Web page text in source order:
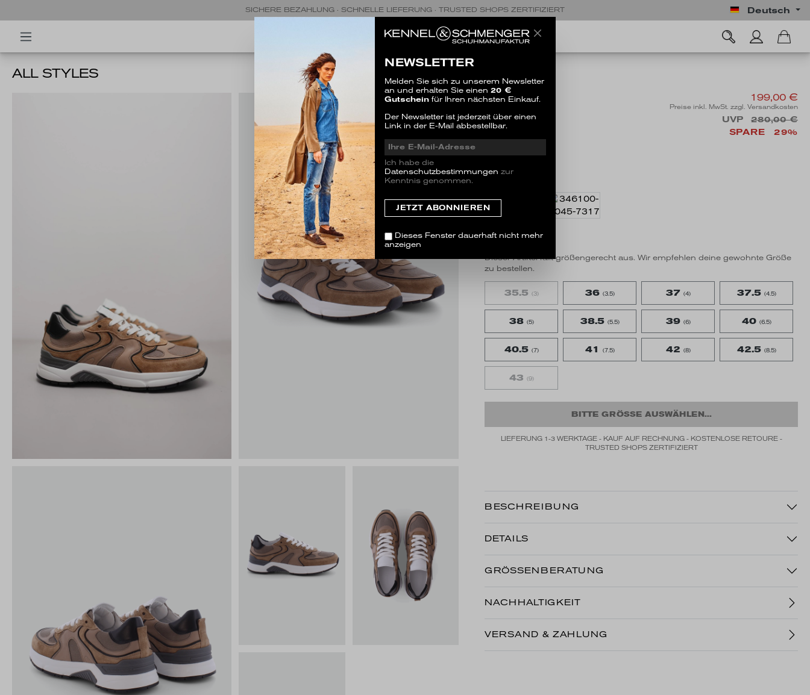
SICHERE BEZAHLUNG · SCHNELLE LIEFERUNG · TRUSTED SHOPS ZERTIFIZIERT Deutsch
ALL STYLES
KOKO
SALE
199,00 €
Preise inkl. MwSt. zzgl. Versandkosten
UVP
280,00 €
SPARE
29%
1 Bewertung
Dieser Artikel fällt größengerecht aus. Wir empfehlen deine gewohnte Größe
zu bestellen.
35.5 (3) 36 (3.5) 37 (4) 37.5 (4.5)
38 (5) 38.5 (5.5) 39 (6) 40 (6.5)
40.5 (7) 41 (7.5) 42 (8) 42.5 (8.5)
43 (9)
BITTE GRÖSSE AUSWÄHLEN...
LIEFERUNG 1-3 WERKTAGE - KAUF AUF RECHNUNG - KOSTENLOSE RETOURE -
TRUSTED SHOPS ZERTIFIZIERT
BESCHREIBUNG
DETAILS
GRÖSSENBERATUNG
NACHHALTIGKEIT
VERSAND & ZAHLUNG
NEWSLETTER
Melden Sie sich zu unserem Newsletter
an und erhalten Sie einen 20 €
Gutschein für Ihren nächsten Einkauf.
Der Newsletter ist jederzeit über einen
Link in der E-Mail abbestellbar.
Ich habe die
Datenschutzbestimmungen zur
Kenntnis genommen.
Dieses Fenster dauerhaft nicht mehr
anzeigen